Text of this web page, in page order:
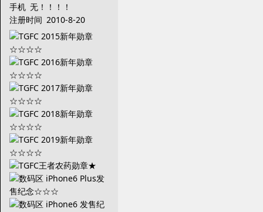
手机 无！！！！
注册时间 2010-8-20